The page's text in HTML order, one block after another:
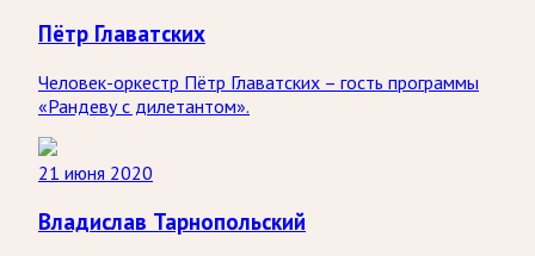
Пётр Главатских
Человек-оркестр Пётр Главатских – гость программы
«Рандеву с дилетантом».
21 июня 2020
Владислав Тарнопольский